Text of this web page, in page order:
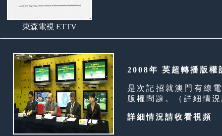
東森電視 ETTV
2008年 英超轉播版權
是次記招就澳門有線
版權問題。（詳細情
詳細情況請收看視頻